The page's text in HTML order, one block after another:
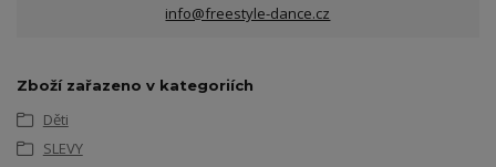
info@freestyle-dance.cz
Zboží zařazeno v kategoriích
Děti
SLEVY